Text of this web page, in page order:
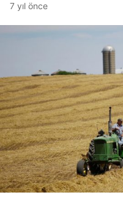
7 yıl önce